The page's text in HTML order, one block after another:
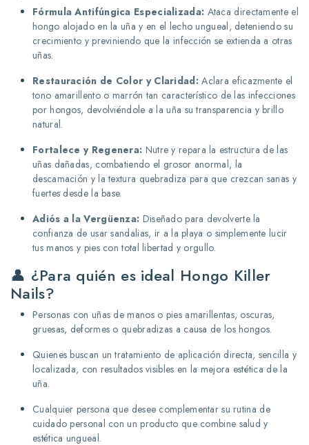
Fórmula Antifúngica Especializada: Ataca directamente el
hongo alojado en la uña y en el lecho ungueal, deteniendo su
crecimiento y previniendo que la infección se extienda a otras
uñas.
Restauración de Color y Claridad: Aclara eficazmente el
tono amarillento o marrón tan característico de las infecciones
por hongos, devolviéndole a la uña su transparencia y brillo
natural.
Fortalece y Regenera: Nutre y repara la estructura de las
uñas dañadas, combatiendo el grosor anormal, la
descamación y la textura quebradiza para que crezcan sanas y
fuertes desde la base.
Adiós a la Vergüenza: Diseñado para devolverte la
confianza de usar sandalias, ir a la playa o simplemente lucir
tus manos y pies con total libertad y orgullo.
👤 ¿Para quién es ideal Hongo Killer
Nails?
Personas con uñas de manos o pies amarillentas, oscuras,
gruesas, deformes o quebradizas a causa de los hongos.
Quienes buscan un tratamiento de aplicación directa, sencilla y
localizada, con resultados visibles en la mejora estética de la
uña.
Cualquier persona que desee complementar su rutina de
cuidado personal con un producto que combine salud y
estética ungueal.